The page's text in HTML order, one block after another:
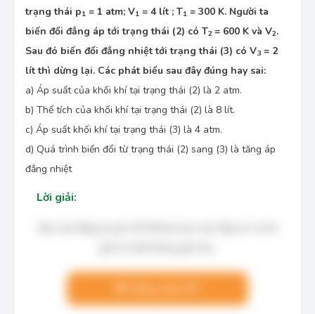
trạng thái p1 = 1 atm; V1 = 4 lít ; T1 = 300 K. Người ta
biến đổi đẳng áp tới trạng thái (2) có T2 = 600 K và V2.
Sau đó biến đổi đẳng nhiệt tới trạng thái (3) có V3 = 2
lít thì dừng lại. Các phát biểu sau đây đúng hay sai:
a) Áp suất của khối khí tại trạng thái (2) là 2 atm.
b) Thể tích của khối khí tại trạng thái (2) là 8 lít.
c) Áp suất khối khí tại trạng thái (3) là 4 atm.
d) Quá trình biến đổi từ trạng thái (2) sang (3) là tăng áp
đẳng nhiệt
Lời giải: